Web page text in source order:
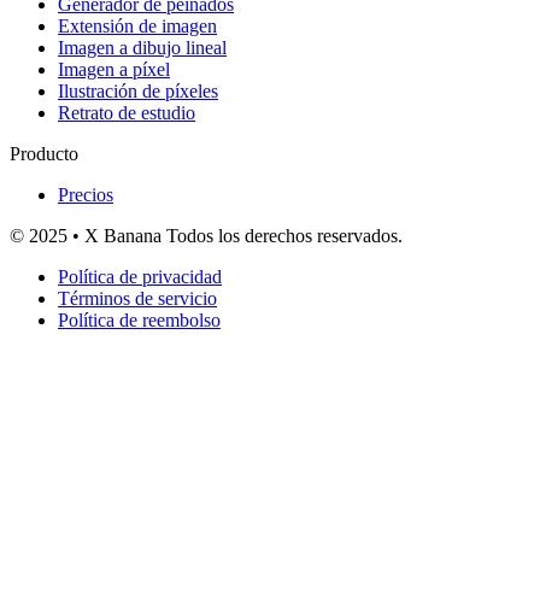
Extensión de imagen
Imagen a dibujo lineal
Imagen a píxel
Ilustración de píxeles
Retrato de estudio
Producto
Precios
© 2025 • X Banana Todos los derechos reservados.
Política de privacidad
Términos de servicio
Política de reembolso